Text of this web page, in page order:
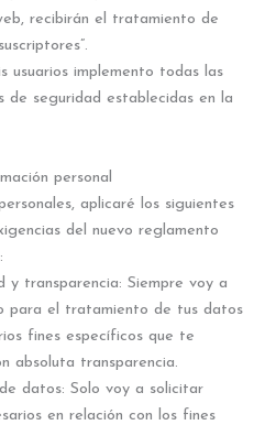
recibirán el tratamiento de
usuarios implemento todas las
de seguridad establecidas en la
personal
aplicaré los siguientes
del nuevo reglamento
y transparencia: Siempre voy a
para el tratamiento de tus datos
fines específicos que te
absoluta transparencia.
datos: Solo voy a solicitar
en relación con los fines